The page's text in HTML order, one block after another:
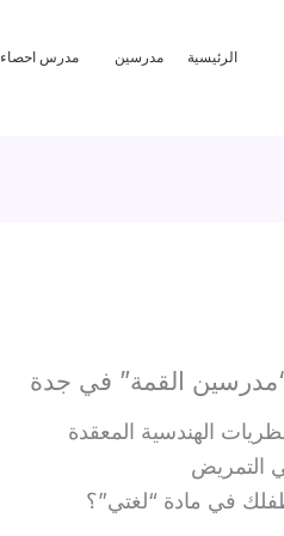
الرئيسية مدرسين مدرس احصاء
القمة” في جدة
الهندسية المعقدة
التمريض
في مادة “لغتي”؟